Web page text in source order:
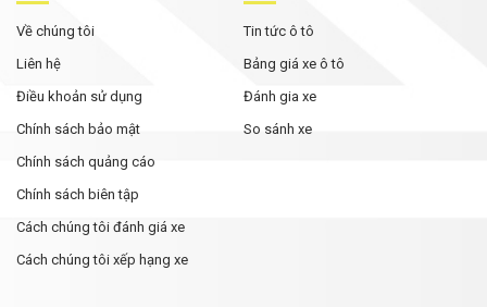
Về chúng tôi
Liên hệ
Điều khoản sử dụng
Chính sách bảo mật
Chính sách quảng cáo
Chính sách biên tập
Cách chúng tôi đánh giá xe
Cách chúng tôi xếp hạng xe
Tin tức ô tô
Bảng giá xe ô tô
Đánh gia xe
So sánh xe